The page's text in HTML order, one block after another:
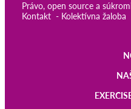
Právo, open source a
Kontakt
Kolektívna žaloba